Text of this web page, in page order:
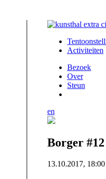
Activiteiten
Bezoek
Over
Steun
en
Borger #12
13.10.2017,